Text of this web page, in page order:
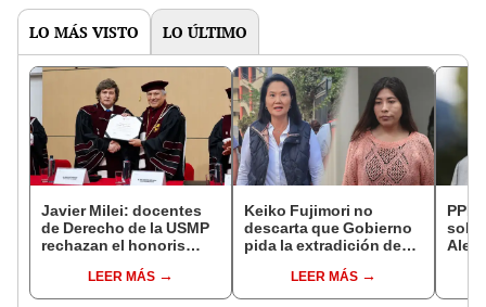
LO MÁS VISTO LO ÚLTIMO
Javier Milei: docentes
de Derecho de la USMP
rechazan el honoris
presidente de Argentina
LEER MÁS
Keiko Fujimori no
descarta que Gobierno
pida la extradición de
dentro de nuestras
facultades"
LEER MÁS
PPK